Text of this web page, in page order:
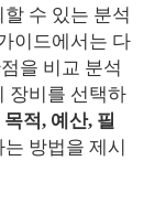
수 있는 분석
이드에서는 다
을 비교 분석
장비를 선택하
목적, 예산, 필
방법을 제시